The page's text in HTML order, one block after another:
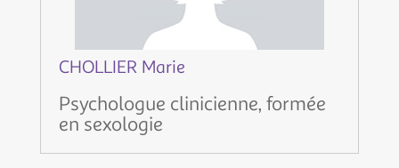
CHOLLIER Marie
Psychologue clinicienne, formée
en sexologie